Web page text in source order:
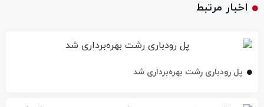
اخبار مرتبط
پل رودباری رشت بهره‌برداری شد